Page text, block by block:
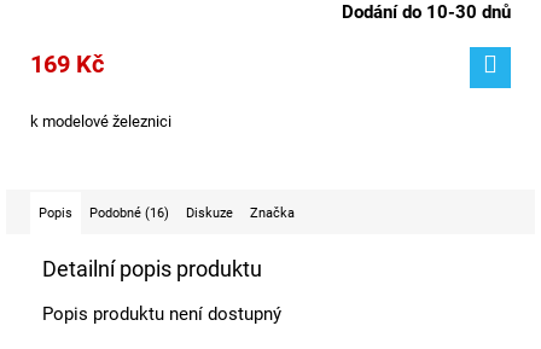
Dodání do 10-30 dnů
169 Kč
k modelové železnici
Popis Podobné (16) Diskuze Značka
Detailní popis produktu
Popis produktu není dostupný